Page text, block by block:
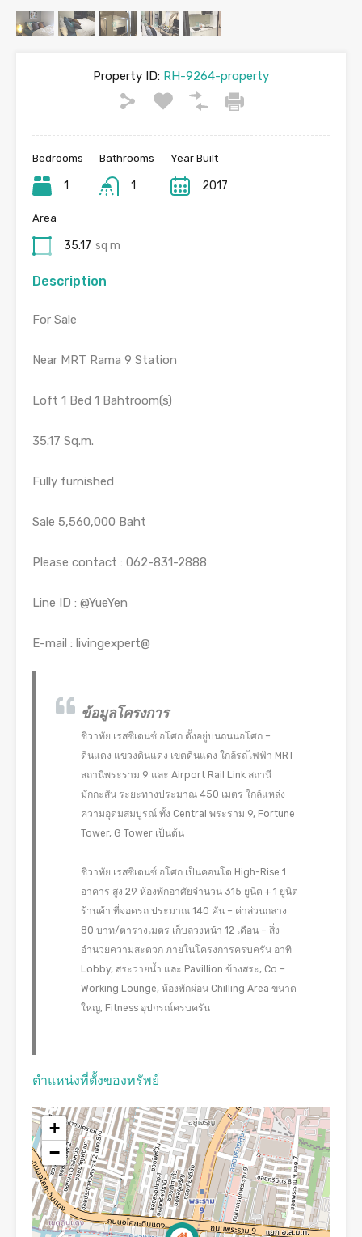
Property ID: RH-9264-property
Bedrooms
1
Bathrooms
1
Year Built
2017
Area
35.17 sq m
Description
For Sale
Near MRT Rama 9 Station
Loft 1 Bed 1 Bahtroom(s)
35.17 Sq.m.
Fully furnished
Sale 5,560,000 Baht
Please contact : 062-831-2888
Line ID : @YueYen
E-mail : livingexpert@
ข้อมูลโครงการ
ชีวาทัย เรสซิเดนซ์ อโศก ตั้งอยู่บนถนนอโศก –
ดินแดง แขวงดินแดง เขตดินแดง ใกล้รถไฟฟ้า MRT
สถานีพระราม 9 และ Airport Rail Link สถานี
มักกะสัน ระยะทางประมาณ 450 เมตร ใกล้แหล่ง
ความอุดมสมบูรณ์ ทั้ง Central พระราม 9, Fortune
Tower, G Tower เป็นต้น
ชีวาทัย เรสซิเดนซ์ อโศก เป็นคอนโด High-Rise 1
อาคาร สูง 29 ห้องพักอาศัยจำนวน 315 ยูนิต + 1 ยูนิต
ร้านค้า ที่จอดรถ ประมาณ 140 คัน – ค่าส่วนกลาง
80 บาท/ตารางเมตร เก็บล่วงหน้า 12 เดือน – สิ่ง
อำนวยความสะดวก ภายในโครงการครบครัน อาทิ
Lobby, สระว่ายน้ำ และ Pavillion ข้างสระ, Co –
Working Lounge, ห้องพักผ่อน Chilling Area ขนาด
ใหญ่, Fitness อุปกรณ์ครบครัน
ตำแหน่งที่ตั้งของทรัพย์
+
−